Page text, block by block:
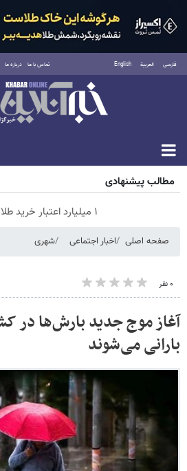
فارسی العربية English تماس با ما درباره ما
پنجشنبه ۱۵ مرداد ۱۴۰۵
مطالب پیشنهادی
۱ میلیارد اعتبار خرید طلا | بدون ضامن و چک
صفحه اصلی اخبار اجتماعی شهری
۰ نفر
آغاز موج جدید بارش‌ها در
بارانی می‌شوند